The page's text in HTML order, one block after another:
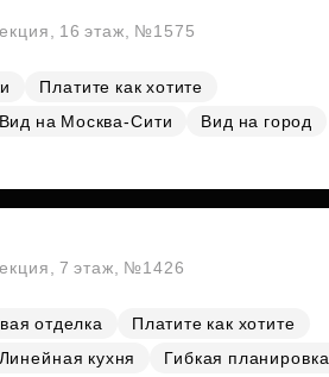
16 этаж, №1575
Платите как хотите
Вид на Москва-Сити
Вид на город
7 этаж, №1426
отделка
Платите как хотите
Линейная кухня
Гибкая планировка